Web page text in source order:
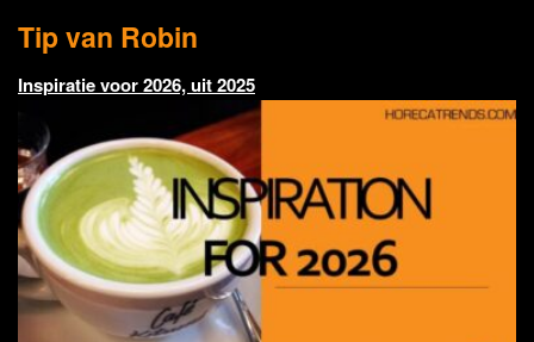
Tip van Robin
Inspiratie voor 2026, uit 2025